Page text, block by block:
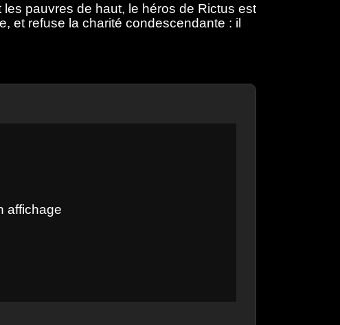
pauvres de haut, le héros de Rictus est
et refuse la charité condescendante : il
affichage